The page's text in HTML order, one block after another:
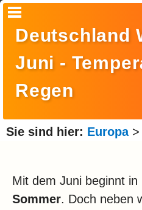
Amerika
Asien
Ozeanien
Arktis
Deutschland
Juni -
Regen
Sie sind hier: Europa>
Mit dem Juni beginnt
Sommer. Doch neben